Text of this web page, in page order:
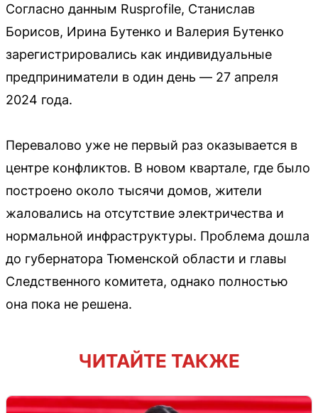
Согласно данным Rusprofile, Станислав
Борисов, Ирина Бутенко и Валерия Бутенко
зарегистрировались как индивидуальные
предприниматели в один день — 27 апреля
2024 года.
Перевалово уже не первый раз оказывается в
центре конфликтов. В новом квартале, где было
построено около тысячи домов, жители
жаловались на отсутствие электричества и
нормальной инфраструктуры. Проблема дошла
до губернатора Тюменской области и главы
Следственного комитета, однако полностью
она пока не решена.
ЧИТАЙТЕ ТАКЖЕ